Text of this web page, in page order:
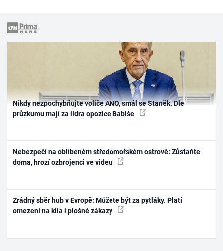
Nikdy nezpochybňujte voliče ANO, smál se Staněk. Dle
průzkumu mají za lídra opozice Babiše
Nebezpečí na oblíbeném středomořském ostrově: Zůstaňte
doma, hrozí ozbrojenci ve videu
Zrádný sběr hub v Evropě: Můžete být za pytláky. Platí
omezení na kila i plošné zákazy